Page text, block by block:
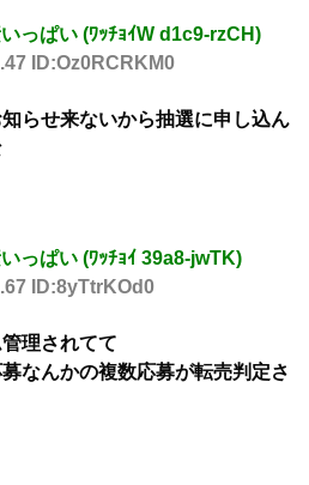
っぱい (ﾜｯﾁｮｲW d1c9-rzCH)
ID:Oz0RCRKM0
らせ来ないから抽選に申し込ん
っぱい (ﾜｯﾁｮｲ 39a8-jwTK)
ID:8yTtrKOd0
理されてて
なんかの複数応募が転売判定さ